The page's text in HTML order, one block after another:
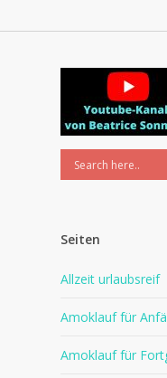
Seiten
Allzeit urlaubsreif
Amoklauf für
Amoklauf für